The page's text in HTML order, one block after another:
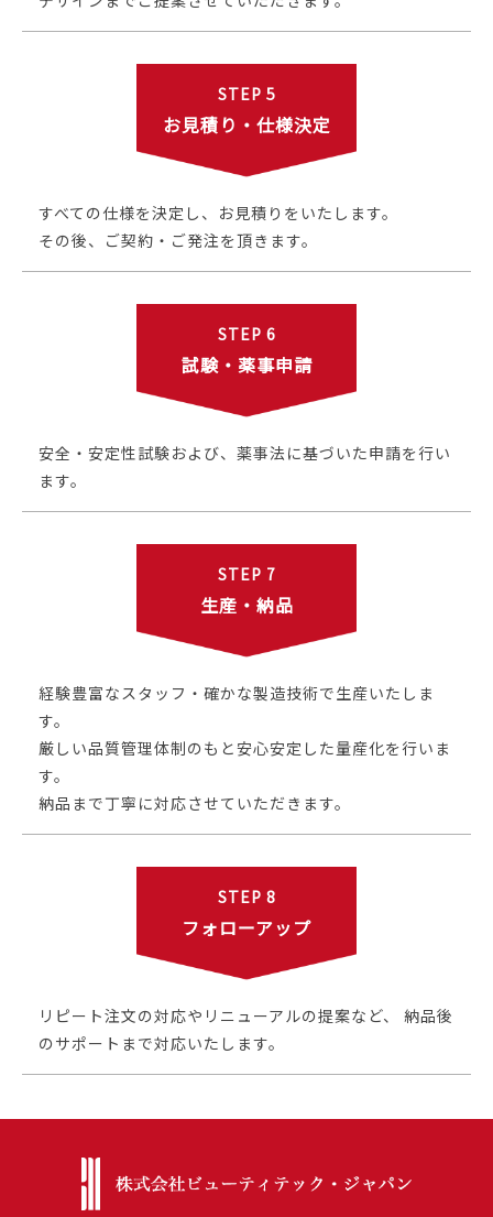
STEP 5
お見積り・仕様決定
すべての仕様を決定し、お見積りをいたします。
その後、ご契約・ご発注を頂きます。
STEP 6
試験・薬事申請
安全・安定性試験および、薬事法に基づいた申請を行い
ます。
STEP 7
生産・納品
経験豊富なスタッフ・確かな製造技術で生産いたしま
す。
厳しい品質管理体制のもと安心安定した量産化を行いま
す。
納品まで丁寧に対応させていただきます。
STEP 8
フォローアップ
リピート注文の対応やリニューアルの提案など、 納品後
のサポートまで対応いたします。